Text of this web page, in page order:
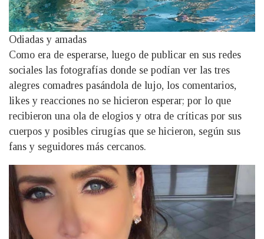
Odiadas y amadas
Como era de esperarse, luego de publicar en sus redes
sociales las fotografías donde se podían ver las tres
alegres comadres pasándola de lujo, los comentarios,
likes y reacciones no se hicieron esperar; por lo que
recibieron una ola de elogios y otra de críticas por sus
cuerpos y posibles cirugías que se hicieron, según sus
fans y seguidores más cercanos.